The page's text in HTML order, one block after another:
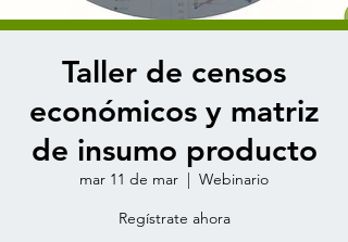
Taller de censos
económicos y matriz
de insumo producto
mar 11 de mar
  |
Webinario
Regístrate ahora